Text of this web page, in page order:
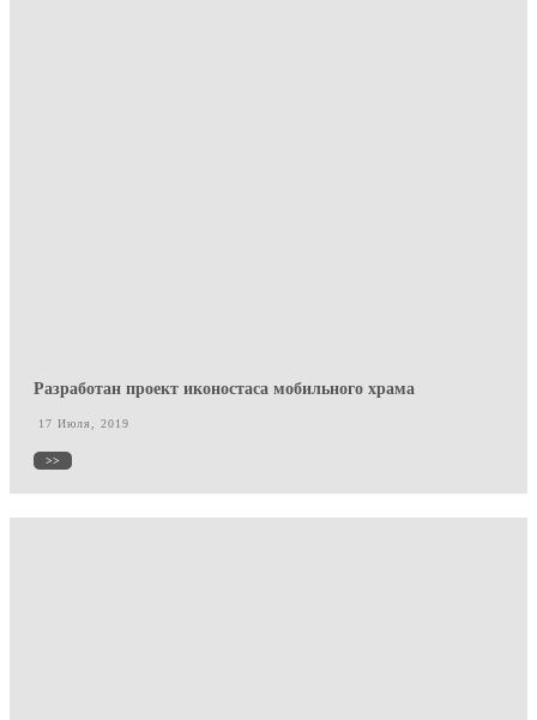
Разработан проект иконостаса мобильного храма
17 Июля, 2019
>>